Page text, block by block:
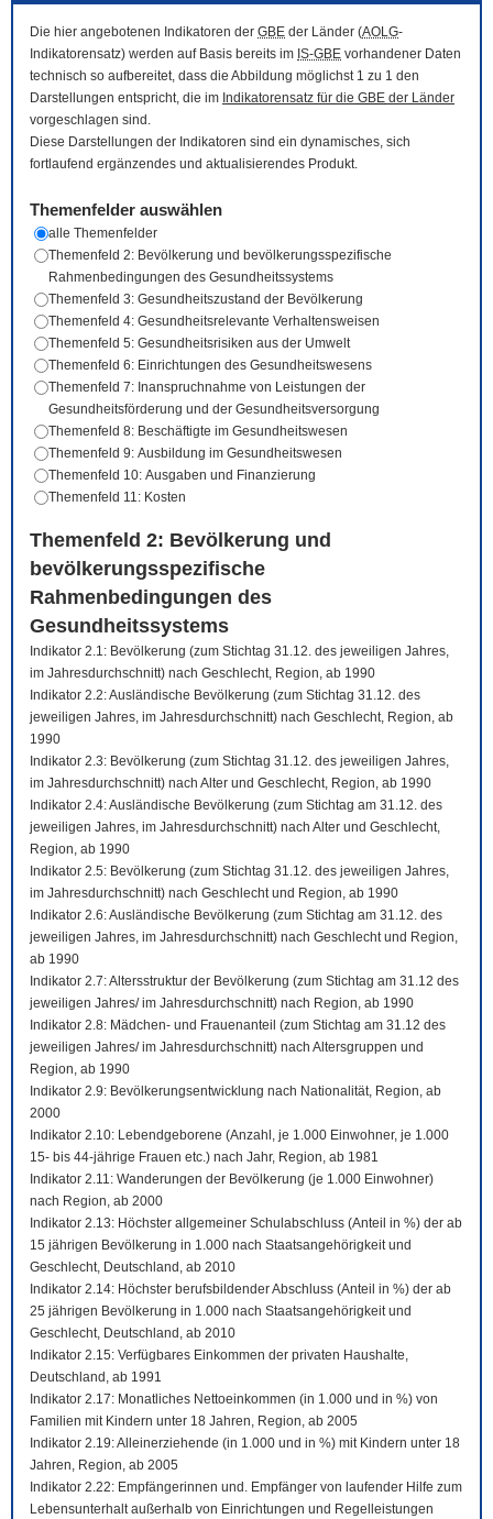
Die hier angebotenen Indikatoren der GBE der Länder (AOLG-
Indikatorensatz) werden auf Basis bereits im IS-GBE vorhandener Daten
technisch so aufbereitet, dass die Abbildung möglichst 1 zu 1 den
Darstellungen entspricht, die im Indikatorensatz für die GBE der Länder
vorgeschlagen sind.
Diese Darstellungen der Indikatoren sind ein dynamisches, sich
fortlaufend ergänzendes und aktualisierendes Produkt.
Themenfelder auswählen
alle Themenfelder
Themenfeld 2: Bevölkerung und bevölkerungsspezifische
Rahmenbedingungen des Gesundheitssystems
Themenfeld 3: Gesundheitszustand der Bevölkerung
Themenfeld 4: Gesundheitsrelevante Verhaltensweisen
Themenfeld 5: Gesundheitsrisiken aus der Umwelt
Themenfeld 6: Einrichtungen des Gesundheitswesens
Themenfeld 7: Inanspruchnahme von Leistungen der
Gesundheitsförderung und der Gesundheitsversorgung
Themenfeld 8: Beschäftigte im Gesundheitswesen
Themenfeld 9: Ausbildung im Gesundheitswesen
Themenfeld 10: Ausgaben und Finanzierung
Themenfeld 11: Kosten
Themenfeld 2: Bevölkerung und
bevölkerungsspezifische
Rahmenbedingungen des
Gesundheitssystems
Indikator 2.1: Bevölkerung (zum Stichtag 31.12. des jeweiligen Jahres,
im Jahresdurchschnitt) nach Geschlecht, Region, ab 1990
Indikator 2.2: Ausländische Bevölkerung (zum Stichtag 31.12. des
jeweiligen Jahres, im Jahresdurchschnitt) nach Geschlecht, Region, ab
1990
Indikator 2.3: Bevölkerung (zum Stichtag 31.12. des jeweiligen Jahres,
im Jahresdurchschnitt) nach Alter und Geschlecht, Region, ab 1990
Indikator 2.4: Ausländische Bevölkerung (zum Stichtag am 31.12. des
jeweiligen Jahres, im Jahresdurchschnitt) nach Alter und Geschlecht,
Region, ab 1990
Indikator 2.5: Bevölkerung (zum Stichtag 31.12. des jeweiligen Jahres,
im Jahresdurchschnitt) nach Geschlecht und Region, ab 1990
Indikator 2.6: Ausländische Bevölkerung (zum Stichtag am 31.12. des
jeweiligen Jahres, im Jahresdurchschnitt) nach Geschlecht und Region,
ab 1990
Indikator 2.7: Altersstruktur der Bevölkerung (zum Stichtag am 31.12 des
jeweiligen Jahres/ im Jahresdurchschnitt) nach Region, ab 1990
Indikator 2.8: Mädchen- und Frauenanteil (zum Stichtag am 31.12 des
jeweiligen Jahres/ im Jahresdurchschnitt) nach Altersgruppen und
Region, ab 1990
Indikator 2.9: Bevölkerungsentwicklung nach Nationalität, Region, ab
2000
Indikator 2.10: Lebendgeborene (Anzahl, je 1.000 Einwohner, je 1.000
15- bis 44-jährige Frauen etc.) nach Jahr, Region, ab 1981
Indikator 2.11: Wanderungen der Bevölkerung (je 1.000 Einwohner)
nach Region, ab 2000
Indikator 2.13: Höchster allgemeiner Schulabschluss (Anteil in %) der ab
15 jährigen Bevölkerung in 1.000 nach Staatsangehörigkeit und
Geschlecht, Deutschland, ab 2010
Indikator 2.14: Höchster berufsbildender Abschluss (Anteil in %) der ab
25 jährigen Bevölkerung in 1.000 nach Staatsangehörigkeit und
Geschlecht, Deutschland, ab 2010
Indikator 2.15: Verfügbares Einkommen der privaten Haushalte,
Deutschland, ab 1991
Indikator 2.17: Monatliches Nettoeinkommen (in 1.000 und in %) von
Familien mit Kindern unter 18 Jahren, Region, ab 2005
Indikator 2.19: Alleinerziehende (in 1.000 und in %) mit Kindern unter 18
Jahren, Region, ab 2005
Indikator 2.22: Empfängerinnen und. Empfänger von laufender Hilfe zum
Lebensunterhalt außerhalb von Einrichtungen und Regelleistungen